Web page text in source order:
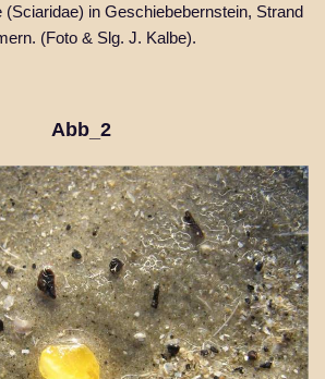
(Sciaridae) in Geschiebebernstein, Strand
(Foto & Slg. J. Kalbe).
Abb_2